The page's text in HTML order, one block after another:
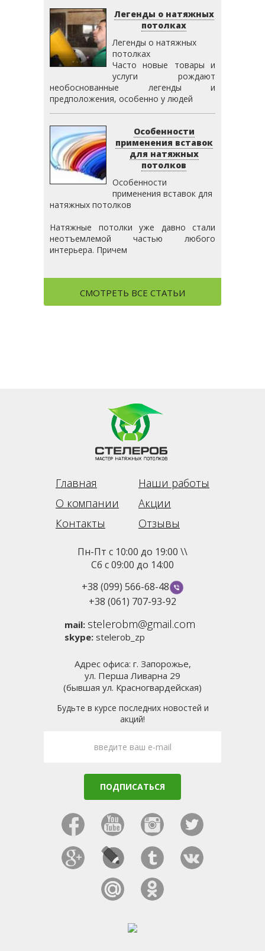
Легенды о натяжных
потолках
Легенды о натяжных
потолках
Часто новые товары и
услуги рождают
необоснованные легенды и
предположения, особенно у людей
Особенности
применения вставок
для натяжных
потолков
Особенности
применения вставок для
натяжных потолков
Натяжные потолки уже давно стали
неотъемлемой частью любого
интерьера. Причем
СМОТРЕТЬ ВСЕ СТАТЬИ
Главная
Наши работы
О компании
Акции
Контакты
Отзывы
Пн-Пт с 10:00 до 19:00 \\
Сб с 09:00 до 14:00
+38 (099) 566-68-48
+38 (061) 707-93-92
mail: stelerobm@gmail.com
skype: stelerob_zp
Адрес офиса: г. Запорожье,
ул. Перша Ливарна 29
(бывшая ул. Красногвардейская)
Будьте в курсе последних новостей и
акций!
ПОДПИСАТЬСЯ
FacebookYoutube Instagram
Google
Plus
LivejournalTumblr
Мой
мир